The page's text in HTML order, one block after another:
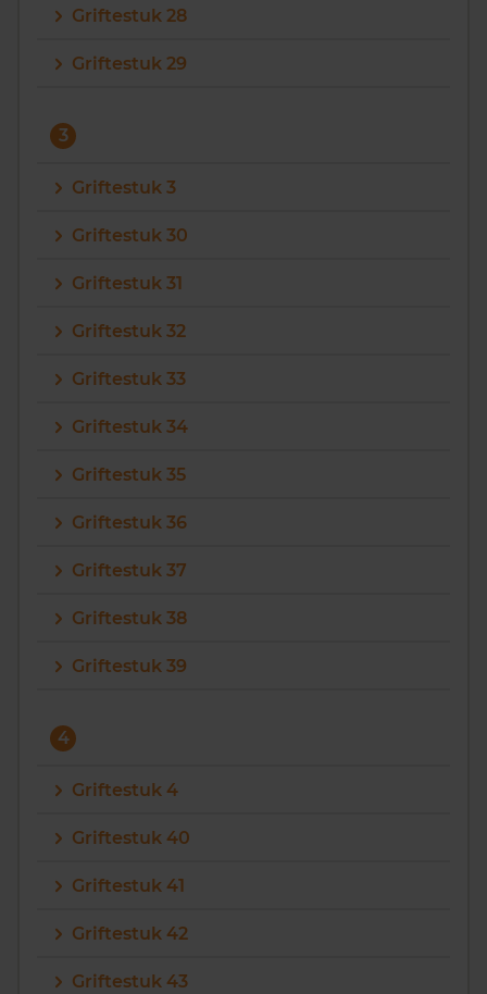
Griftestuk 28
Griftestuk 29
3
Griftestuk 3
Griftestuk 30
Griftestuk 31
Griftestuk 32
Griftestuk 33
Griftestuk 34
Griftestuk 35
Griftestuk 36
Griftestuk 37
Griftestuk 38
Griftestuk 39
4
Griftestuk 4
Griftestuk 40
Griftestuk 41
Griftestuk 42
Griftestuk 43